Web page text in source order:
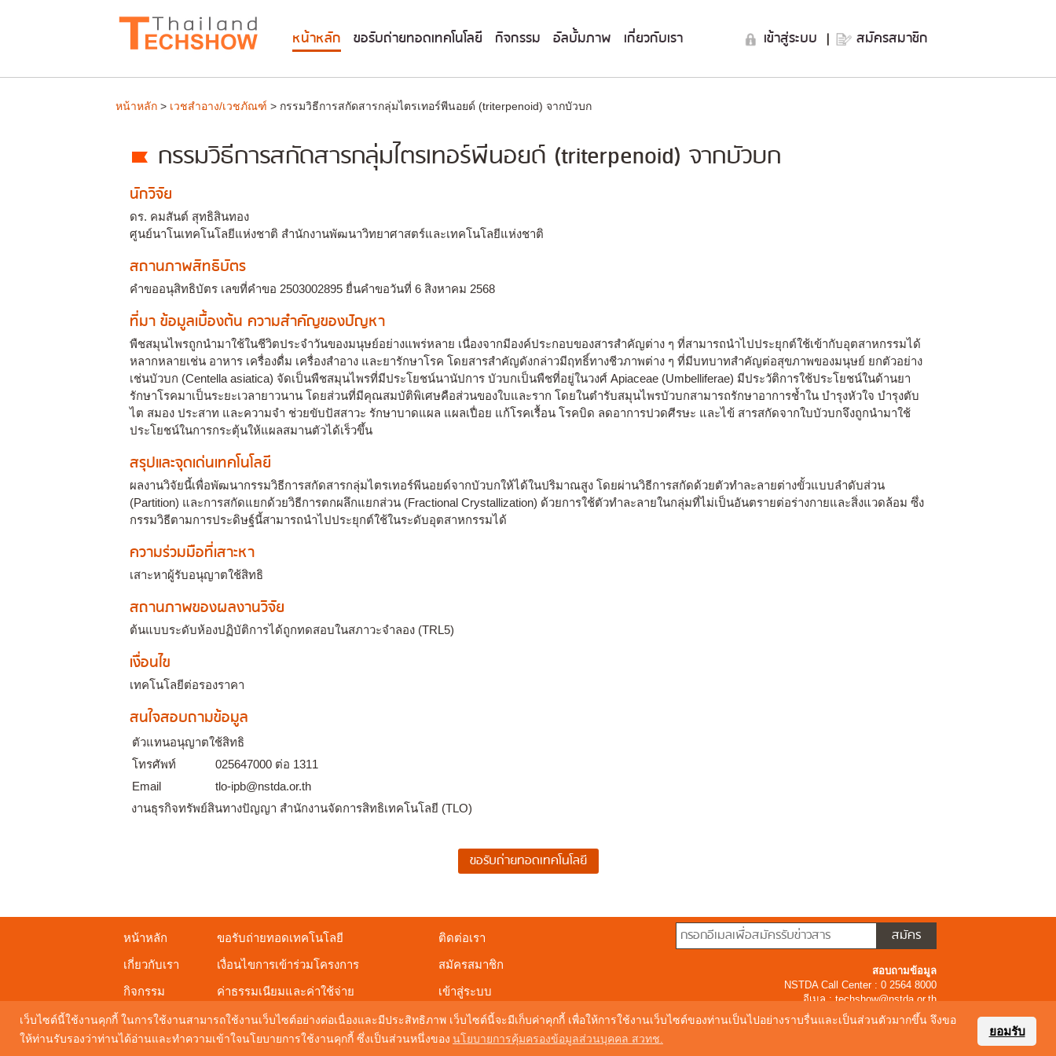
เว็บไซต์นี้ใช้งานคุกกี้ ในการใช้งานสามารถใช้งานเว็บไซต์อย่างต่อเนื่องและมีประสิทธิภาพ เว็บไซต์นี้จะมีเก็บค่าคุกกี้ เพื่อให้การใช้งานเว็บไซต์ของท่านเป็นไปอย่างราบรื่นและเป็นส่วนตัวมากขึ้น จึงขอ
ให้ท่านรับรองว่าท่านได้อ่านและทำความเข้าใจนโยบายการใช้งานคุกกี้ ซึ่งเป็นส่วนหนึ่งของ นโยบายการคุ้มครองข้อมูลส่วนบุคคล สวทช.
ยอมรับ
หน้าหลัก ขอรับถ่ายทอดเทคโนโลยี กิจกรรม อัลบั้มภาพ เกี่ยวกับเรา เข้าสู่ระบบ | สมัครสมาชิก
หน้าหลัก > เวชสำอาง/เวชภัณฑ์ > กรรมวิธีการสกัดสารกลุ่มไตรเทอร์พีนอยด์ (triterpenoid) จากบัวบก
กรรมวิธีการสกัดสารกลุ่มไตรเทอร์พีนอยด์ (triterpenoid) จากบัวบก
นักวิจัย
ดร. คมสันต์ สุทธิสินทอง
ศูนย์นาโนเทคโนโลยีแห่งชาติ สำนักงานพัฒนาวิทยาศาสตร์และเทคโนโลยีแห่งชาติ
สถานภาพสิทธิบัตร
คำขออนุสิทธิบัตร เลขที่คำขอ 2503002895 ยื่นคำขอวันที่ 6 สิงหาคม 2568
ที่มา ข้อมูลเบื้องต้น ความสำคัญของปัญหา
พืชสมุนไพรถูกนำมาใช้ในชีวิตประจำวันของมนุษย์อย่างแพร่หลาย เนื่องจากมีองค์ประกอบของสารสำคัญต่าง ๆ ที่สามารถนำไปประยุกต์ใช้เข้ากับอุตสาหกรรมได้
หลากหลายเช่น อาหาร เครื่องดื่ม เครื่องสำอาง และยารักษาโรค โดยสารสำคัญดังกล่าวมีฤทธิ์ทางชีวภาพต่าง ๆ ที่มีบทบาทสำคัญต่อสุขภาพของมนุษย์ ยกตัวอย่าง
เช่นบัวบก (Centella asiatica) จัดเป็นพืชสมุนไพรที่มีประโยชน์นานัปการ บัวบกเป็นพืชที่อยู่ในวงศ์ Apiaceae (Umbelliferae) มีประวัติการใช้ประโยชน์ในด้านยา
รักษาโรคมาเป็นระยะเวลายาวนาน โดยส่วนที่มีคุณสมบัติพิเศษคือส่วนของใบและราก โดยในตำรับสมุนไพรบัวบกสามารถรักษาอาการช้ำใน บำรุงหัวใจ บำรุงตับ
ไต สมอง ประสาท และความจำ ช่วยขับปัสสาวะ รักษาบาดแผล แผลเปื่อย แก้โรคเรื้อน โรคบิด ลดอาการปวดศีรษะ และไข้ สารสกัดจากใบบัวบกจึงถูกนำมาใช้
ประโยชน์ในการกระตุ้นให้แผลสมานตัวได้เร็วขึ้น
สรุปและจุดเด่นเทคโนโลยี
ผลงานวิจัยนี้เพื่อพัฒนากรรมวิธีการสกัดสารกลุ่มไตรเทอร์พีนอยด์จากบัวบกให้ได้ในปริมาณสูง โดยผ่านวิธีการสกัดด้วยตัวทำละลายต่างขั้วแบบลำดับส่วน
(Partition) และการสกัดแยกด้วยวิธีการตกผลึกแยกส่วน (Fractional Crystallization) ด้วยการใช้ตัวทำละลายในกลุ่มที่ไม่เป็นอันตรายต่อร่างกายและสิ่งแวดล้อม ซึ่ง
กรรมวิธีตามการประดิษฐ์นี้สามารถนำไปประยุกต์ใช้ในระดับอุตสาหกรรมได้
ความร่วมมือที่เสาะหา
เสาะหาผู้รับอนุญาตใช้สิทธิ
สถานภาพของผลงานวิจัย
ต้นแบบระดับห้องปฏิบัติการได้ถูกทดสอบในสภาวะจำลอง (TRL5)
เงื่อนไข
เทคโนโลยีต่อรองราคา
สนใจสอบถามข้อมูล
ตัวแทนอนุญาตใช้สิทธิ
โทรศัพท์
025647000 ต่อ 1311
Email
tlo-ipb@nstda.or.th
งานธุรกิจทรัพย์สินทางปัญญา สำนักงานจัดการสิทธิเทคโนโลยี (TLO)
หน้าหลัก
เกี่ยวกับเรา
กิจกรรม
ขอรับถ่ายทอดเทคโนโลยี
เงื่อนไขการเข้าร่วมโครงการ
ค่าธรรมเนียมและค่าใช้จ่าย
ดาวน์โหลดเอกสารเผยแพร่
ติดต่อเรา
สมัครสมาชิก
เข้าสู่ระบบ
สอบถามข้อมูล
NSTDA Call Center : 0 2564 8000
อีเมล :techshow@nstda.or.th